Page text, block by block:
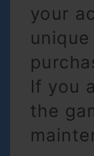
your
If you
the